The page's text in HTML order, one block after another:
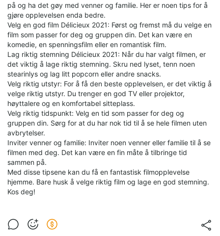
på og ha det gøy med venner og familie. Her er noen tips for å
gjøre opplevelsen enda bedre.
Velg en god film Délicieux 2021: Først og fremst må du velge en
film som passer for deg og gruppen din. Det kan være en
komedie, en spenningsfilm eller en romantisk film.
Lag riktig stemning Délicieux 2021: Når du har valgt filmen, er
det viktig å lage riktig stemning. Skru ned lyset, tenn noen
stearinlys og lag litt popcorn eller andre snacks.
Velg riktig utstyr: For å få den beste opplevelsen, er det viktig å
velge riktig utstyr. Du trenger en god TV eller projektor,
høyttalere og en komfortabel sitteplass.
Velg riktig tidspunkt: Velg en tid som passer for deg og
gruppen din. Sørg for at du har nok tid til å se hele filmen uten
avbrytelser.
Inviter venner og familie: Inviter noen venner eller familie til å se
filmen med deg. Det kan være en fin måte å tilbringe tid
sammen på.
Med disse tipsene kan du få en fantastisk filmopplevelse
hjemme. Bare husk å velge riktig film og lage en god stemning.
Kos deg!